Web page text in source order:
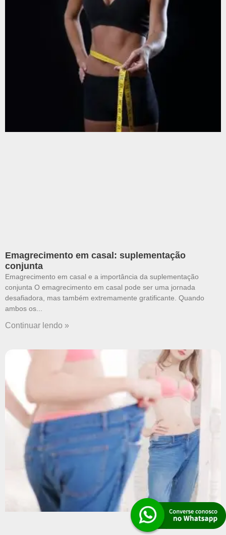
Emagrecimento em casal: suplementação
conjunta
Emagrecimento em casal e a importância da suplementação
conjunta O emagrecimento em casal pode ser uma jornada
desafiadora, mas também extremamente gratificante. Quando
ambos os
Continuar lendo »